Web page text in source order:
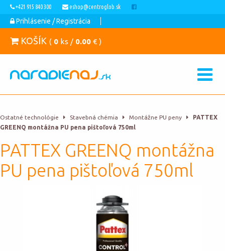
+421 915 840 300 eshop@centroglob.sk
Prihlásenie / Registrácia
KOŠÍK ( 0 ks / 0.00 € )
Ostatné technológie Stavebná chémia Montážne PU peny
PATTEX
GREENQ montážna PU pena pištoľová 750ml
PATTEX GREENQ montážna
PU pena pištoľová 750ml